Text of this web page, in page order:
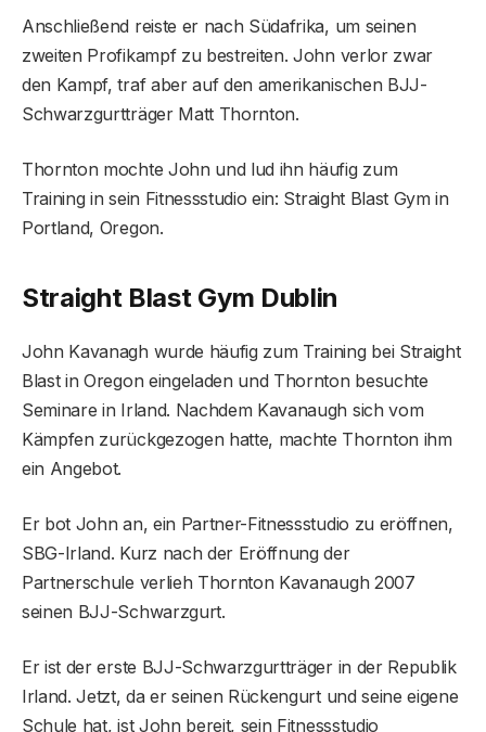
Anschließend reiste er nach Südafrika, um seinen
zweiten Profikampf zu bestreiten. John verlor zwar
den Kampf, traf aber auf den amerikanischen BJJ-
Schwarzgurtträger Matt Thornton.
Thornton mochte John und lud ihn häufig zum
Training in sein Fitnessstudio ein: Straight Blast Gym in
Portland, Oregon.
Straight Blast Gym Dublin
John Kavanagh wurde häufig zum Training bei Straight
Blast in Oregon eingeladen und Thornton besuchte
Seminare in Irland. Nachdem Kavanaugh sich vom
Kämpfen zurückgezogen hatte, machte Thornton ihm
ein Angebot.
Er bot John an, ein Partner-Fitnessstudio zu eröffnen,
SBG-Irland. Kurz nach der Eröffnung der
Partnerschule verlieh Thornton Kavanaugh 2007
seinen BJJ-Schwarzgurt.
Er ist der erste BJJ-Schwarzgurtträger in der Republik
Irland. Jetzt, da er seinen Rückengurt und seine eigene
Schule hat, ist John bereit, sein Fitnessstudio